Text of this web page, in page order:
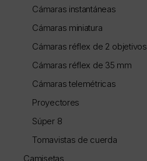
Cámaras instantáneas
Cámaras miniatura
Cámaras réflex de 2 objetivos
Cámaras réflex de 35 mm
Cámaras telemétricas
Proyectores
Súper 8
Tomavistas de cuerda
Camisetas